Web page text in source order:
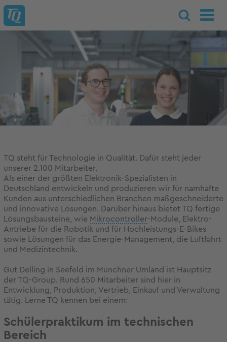
TQ steht für Technologie in Qualität. Dafür steht jeder
unserer 2.100 Mitarbeiter.
Als einer der größten Elektronik-Spezialisten in
Deutschland entwickeln und produzieren wir für namhafte
Kunden aus unterschiedlichen Branchen maßgeschneiderte
und innovative Lösungen. Darüber hinaus bietet TQ fertige
Lösungsbausteine, wie Mikrocontroller-Module, Elektro-
Antriebe für die Robotik und für Hochleistungs-E-Bikes
sowie Lösungen für das Energie-Management, die Luftfahrt
und Medizintechnik.
Gut Delling in Seefeld im Münchner Umland ist Hauptsitz
der TQ-Group. Rund 650 Mitarbeiter sind hier in
Entwicklung, Produktion, Vertrieb, Einkauf und Verwaltung
tätig. Lerne TQ kennen bei einem:
Schülerpraktikum im technischen
Bereich